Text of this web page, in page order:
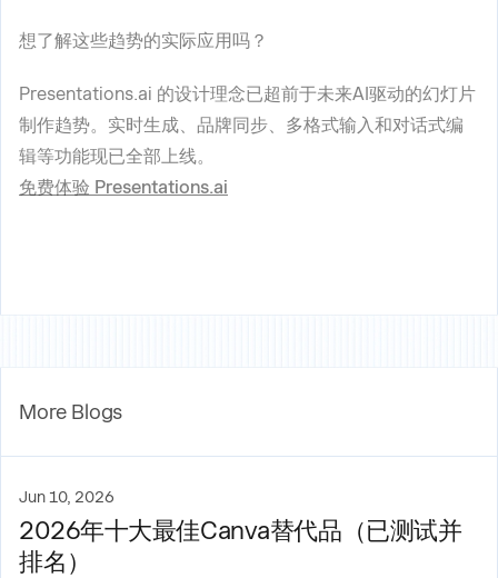
想了解这些趋势的实际应用吗？
Presentations.ai 的设计理念已超前于未来AI驱动的幻灯片
制作趋势。实时生成、品牌同步、多格式输入和对话式编
辑等功能现已全部上线。
免费体验 Presentations.ai
More Blogs
Jun 10, 2026
2026年十大最佳Canva替代品（已测试并
排名）